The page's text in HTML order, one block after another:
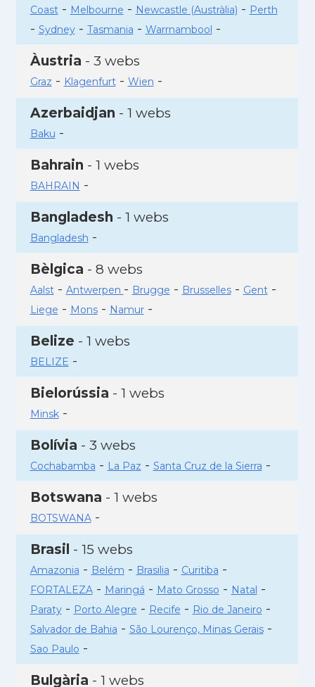
Coast- Melbourne - Newcastle (Austràlia) - Perth
- Sydney- Tasmania - Warrnambool -
Àustria - 3 webs
Graz - Klagenfurt- Wien -
Azerbaidjan - 1 webs
Baku -
Bahrain - 1 webs
BAHRAIN -
Bangladesh - 1 webs
Bangladesh -
Bèlgica - 8 webs
Aalst- Antwerpen - Brugge - Brusselles- Gent-
Liege - Mons- Namur-
Belize - 1 webs
BELIZE -
Bielorússia - 1 webs
Minsk-
Bolívia - 3 webs
Cochabamba - La Paz - Santa Cruz de la Sierra -
Botswana - 1 webs
BOTSWANA-
Brasil - 15 webs
Amazonia - Belém - Brasilia - Curitiba -
FORTALEZA- Maringá - Mato Grosso - Natal -
Paraty- Porto Alegre - Recife - Rio de Janeiro -
Salvador de Bahia - São Lourenço, Minas Gerais-
Sao Paulo -
Bulgària - 1 webs